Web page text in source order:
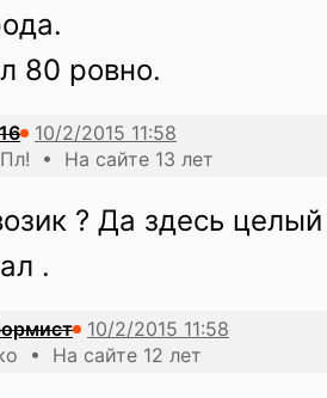
80 ровно.
• На сайте 13 лет
? Да здесь целый
.
• На сайте 12 лет